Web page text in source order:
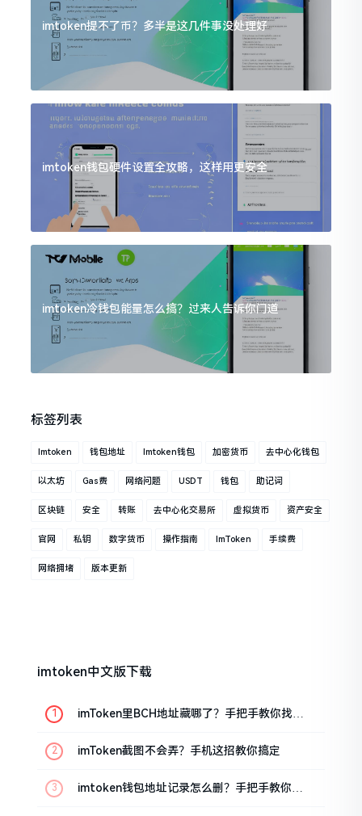
imtoken提不了币？多半是这几件事没处理好
imtoken钱包硬件设置全攻略，这样用更安全
imtoken冷钱包能量怎么搞？过来人告诉你门道
标签列表
Imtoken 钱包地址 Imtoken钱包 加密货币 去中心化钱包
以太坊 Gas费 网络问题 USDT 钱包 助记词
区块链 安全 转账 去中心化交易所 虚拟货币 资产安全
官网 私钥 数字货币 操作指南 ImToken 手续费
网络拥堵 版本更新
imtoken中文版下载
imToken里BCH地址藏哪了？手把手教你找对
imToken截图不会弄？手机这招教你搞定
imtoken钱包地址记录怎么删？手把手教你清